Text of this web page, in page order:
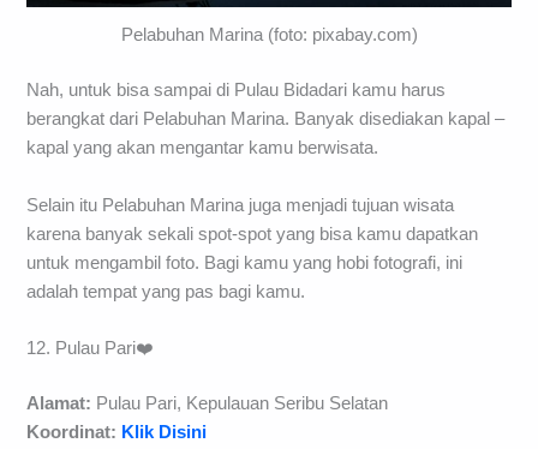
Pelabuhan Marina (foto: pixabay.com)
Nah, untuk bisa sampai di Pulau Bidadari kamu harus
berangkat dari Pelabuhan Marina. Banyak disediakan kapal –
kapal yang akan mengantar kamu berwisata.
Selain itu Pelabuhan Marina juga menjadi tujuan wisata
karena banyak sekali spot-spot yang bisa kamu dapatkan
untuk mengambil foto. Bagi kamu yang hobi fotografi, ini
adalah tempat yang pas bagi kamu.
12. Pulau Pari❤️
Alamat: Pulau Pari, Kepulauan Seribu Selatan
Koordinat: Klik Disini